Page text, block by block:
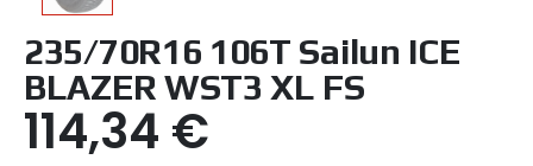
235/70R16 106T Sailun ICE
BLAZER WST3 XL FS
114,34 €